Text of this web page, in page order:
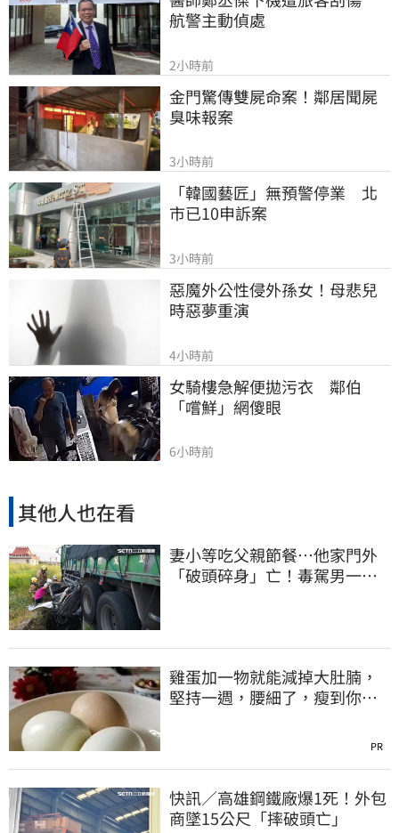
航警主動偵處
2小時前
金門驚傳雙屍命案！鄰居聞屍
臭味報案
3小時前
「韓國藝匠」無預警停業　北
市已10申訴案
3小時前
惡魔外公性侵外孫女！母悲兒
時惡夢重演
4小時前
女騎樓急解便拋污衣　鄰伯
「嚐鮮」網傻眼
6小時前
其他人也在看
妻小等吃父親節餐⋯他家門外
「破頭碎身」亡！毒駕男一路
雞蛋加一物就能減掉大肚腩，
堅持一週，腰細了，瘦到你懷
PR
快訊／高雄鋼鐵廠爆1死！外包
商墜15公尺「摔破頭亡」